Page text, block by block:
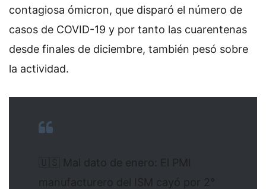
contagiosa ómicron, que disparó el número de
casos de COVID-19 y por tanto las cuarentenas
desde finales de diciembre, también pesó sobre
la actividad.
🇺🇸 Mal dato de enero: El PMI
manufacturero del ISM cayó por 2°